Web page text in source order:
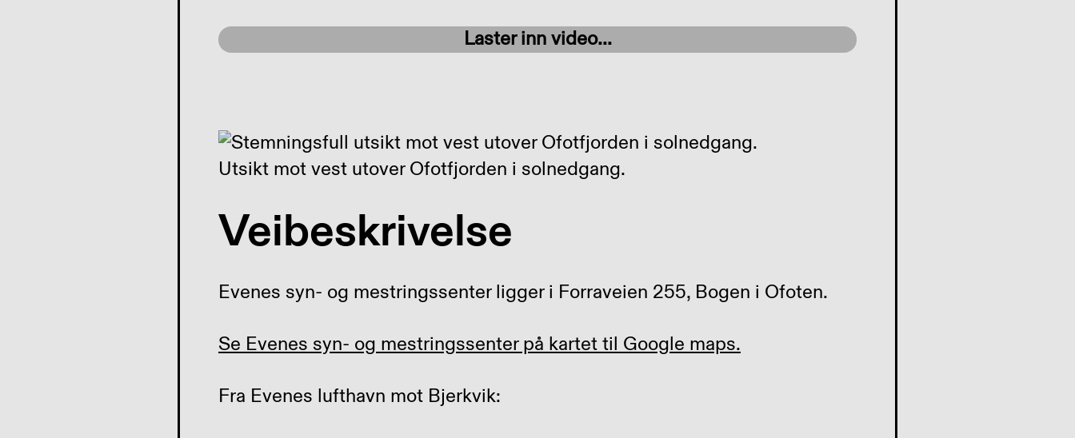
Laster inn video...
Utsikt mot vest utover Ofotfjorden i solnedgang.
Veibeskrivelse
Evenes syn- og mestringssenter ligger i Forraveien 255, Bogen i Ofoten.
Se Evenes syn- og mestringssenter på kartet til Google maps.
Fra Evenes lufthavn mot Bjerkvik: